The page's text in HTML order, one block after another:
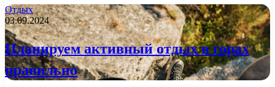
Отдых
03.09.2024
Планируем активный отдых в горах
правильно